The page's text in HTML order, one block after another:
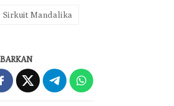
Sirkuit Mandalika